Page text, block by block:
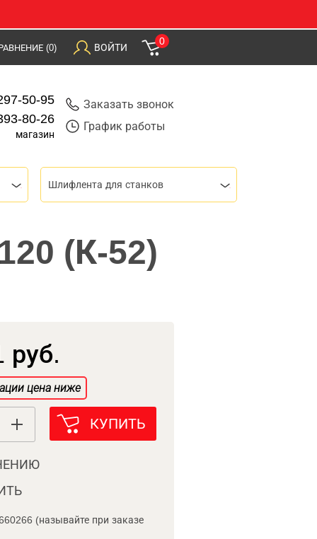
(0) ВОЙТИ
0
50-95
80-26
магазин
Заказать звонок
График работы
Шлифлента для станков
(К-52)
руб.
цена ниже
КУПИТЬ
(называйте при заказе